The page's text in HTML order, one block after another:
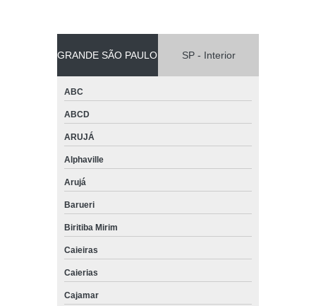
GRANDE SÃO PAULO SP - Interior
ABC
ABCD
ARUJÁ
Alphaville
Arujá
Barueri
Biritiba Mirim
Caieiras
Caierias
Cajamar